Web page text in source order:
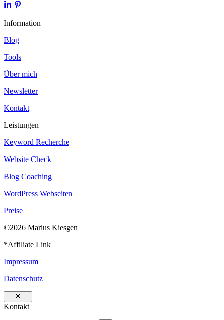
Information
Blog
Tools
Über mich
Newsletter
Kontakt
Leistungen
Keyword Recherche
Website Check
Blog Coaching
WordPress Webseiten
Preise
©2026 Marius Kiesgen
*Affiliate Link
Impressum
Datenschutz
Schließen
Kontakt